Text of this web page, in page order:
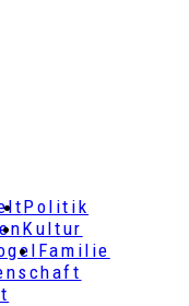
Politik
Kultur
Familie